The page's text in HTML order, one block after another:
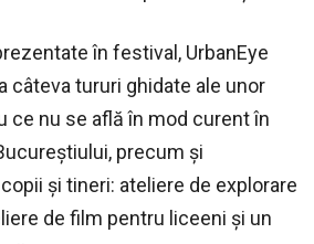
în festival, UrbanEye
câteva tururi ghidate ale unor
ce nu se află în mod curent în
precum și
și tineri: ateliere de explorare
de film pentru liceeni și un